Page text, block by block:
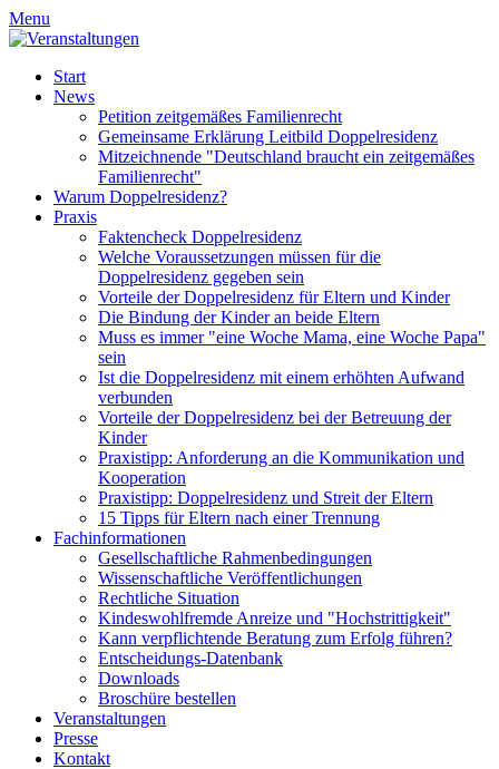
Menu
Start
News
Petition zeitgemäßes Familienrecht
Gemeinsame Erklärung Leitbild Doppelresidenz
Mitzeichnende "Deutschland braucht ein zeitgemäßes
Familienrecht"
Warum Doppelresidenz?
Praxis
Faktencheck Doppelresidenz
Welche Voraussetzungen müssen für die
Doppelresidenz gegeben sein
Vorteile der Doppelresidenz für Eltern und Kinder
Die Bindung der Kinder an beide Eltern
Muss es immer "eine Woche Mama, eine Woche Papa"
sein
Ist die Doppelresidenz mit einem erhöhten Aufwand
verbunden
Vorteile der Doppelresidenz bei der Betreuung der
Kinder
Praxistipp: Anforderung an die Kommunikation und
Kooperation
Praxistipp: Doppelresidenz und Streit der Eltern
15 Tipps für Eltern nach einer Trennung
Fachinformationen
Gesellschaftliche Rahmenbedingungen
Wissenschaftliche Veröffentlichungen
Rechtliche Situation
Kindeswohlfremde Anreize und "Hochstrittigkeit"
Kann verpflichtende Beratung zum Erfolg führen?
Entscheidungs-Datenbank
Downloads
Broschüre bestellen
Veranstaltungen
Presse
Kontakt